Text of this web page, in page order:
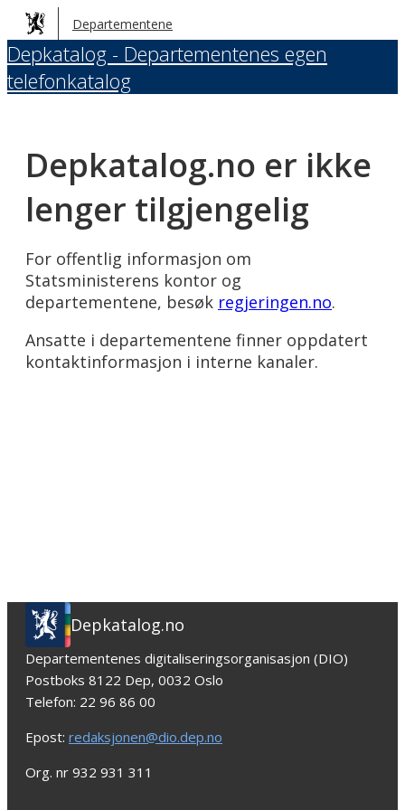
Hopp
til
hovedinnhold
Departementene
Depkatalog - Departementenes egen
telefonkatalog
Depkatalog.no er ikke
lenger tilgjengelig
For offentlig informasjon om
Statsministerens kontor og
departementene, besøk regjeringen.no.
Ansatte i departementene finner oppdatert
kontaktinformasjon i interne kanaler.
Depkatalog.no
Departementenes digitaliseringsorganisasjon (DIO)
Postboks 8122 Dep, 0032 Oslo
Telefon: 22 96 86 00
Epost: redaksjonen@dio.dep.no
Org. nr 932 931 311